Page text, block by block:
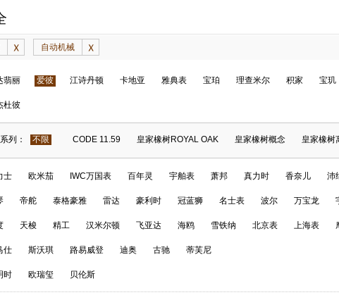
自动机械
翡丽 爱彼 江诗丹顿 卡地亚 雅典表 宝珀 理查米尔 积家 宝玑
杜彼
系列： 不限 CODE 11.59 皇家橡树ROYAL OAK 皇家橡树概念 皇家橡树
士 欧米茄 IWC万国表 百年灵 宇舶表 萧邦 真力时 香奈儿 沛
帝舵 泰格豪雅 雷达 豪利时 冠蓝狮 名士表 波尔 万宝龙
天梭 精工 汉米尔顿 飞亚达 海鸥 雪铁纳 北京表 上海表
仕 斯沃琪 路易威登 迪奥 古驰 蒂芙尼
时 欧瑞玺 贝伦斯